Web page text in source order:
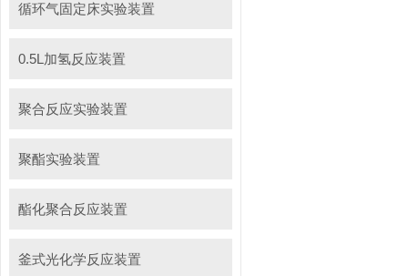
循环气固定床实验装置
0.5L加氢反应装置
聚合反应实验装置
聚酯实验装置
酯化聚合反应装置
釜式光化学反应装置